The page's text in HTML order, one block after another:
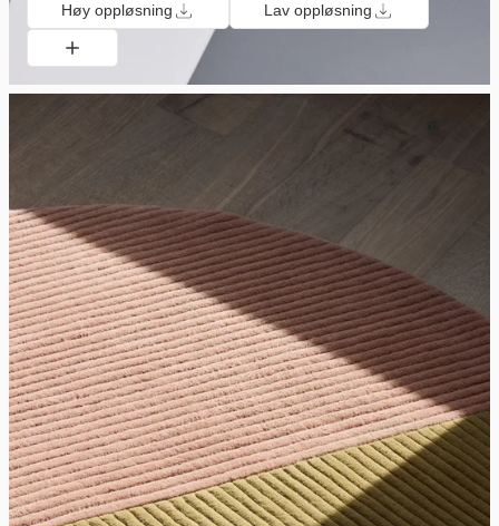
Høy oppløsning Lav oppløsning